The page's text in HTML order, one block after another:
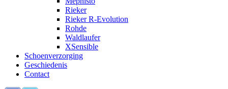
Rieker
Rieker R-Evolution
Rohde
Waldlaufer
XSensible
Schoenverzorging
Geschiedenis
Contact